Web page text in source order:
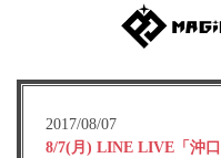
2017/08/07
8/7(月) LINE LIVE「沖